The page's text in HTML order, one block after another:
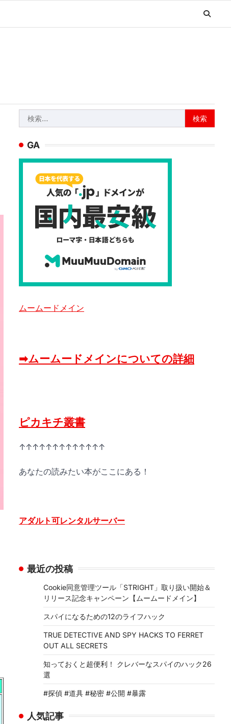
索:
GA
ムームードメイン
➡ムームードメインについての詳細
ピカキチ叢書
↑↑↑↑↑↑↑↑↑↑↑↑↑
あなたの読みたい本がここにある！
アダルト可レンタルサーバー
最近の投稿
Cookie同意管理ツール「STRIGHT」取り扱い開始＆
リリース記念キャンペーン【ムームードメイン】
スパイになるための12のライフハック
TRUE DETECTIVE AND SPY HACKS TO FERRET
OUT ALL SECRETS
知っておくと超便利！ クレバーなスパイのハック26
選
#探偵 #道具 #秘密 #公開 #暴露
人気記事